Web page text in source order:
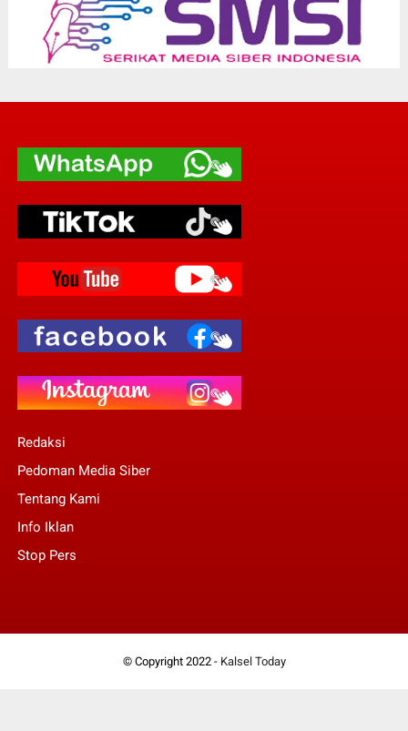
Redaksi
Pedoman Media Siber
Tentang Kami
Info Iklan
Stop Pers
© Copyright 2022 - Kalsel Today